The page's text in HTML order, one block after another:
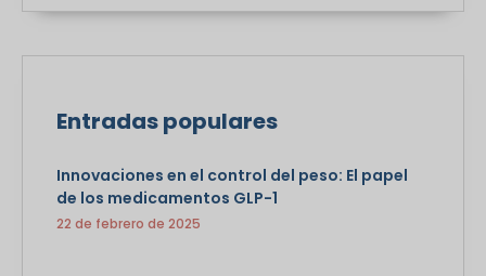
Entradas populares
Innovaciones en el control del peso: El papel
de los medicamentos GLP-1
22 de febrero de 2025